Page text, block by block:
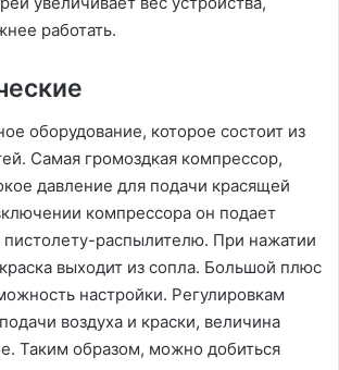
работать.
оборудование, которое состоит из
Самая громоздкая компрессор,
давление для подачи красящей
компрессора он подает
пистолету-распылителю. При нажатии
выходит из сопла. Большой плюс
настройки. Регулировкам
воздуха и краски, величина
Таким образом, можно добиться